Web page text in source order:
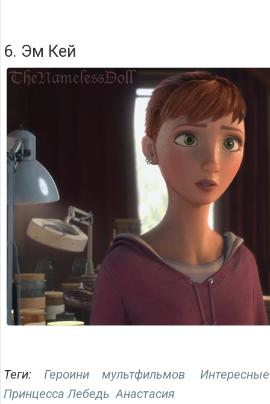
6. Эм Кей
Теги: Героини мультфильмов
Принцесса Лебедь Анастасия